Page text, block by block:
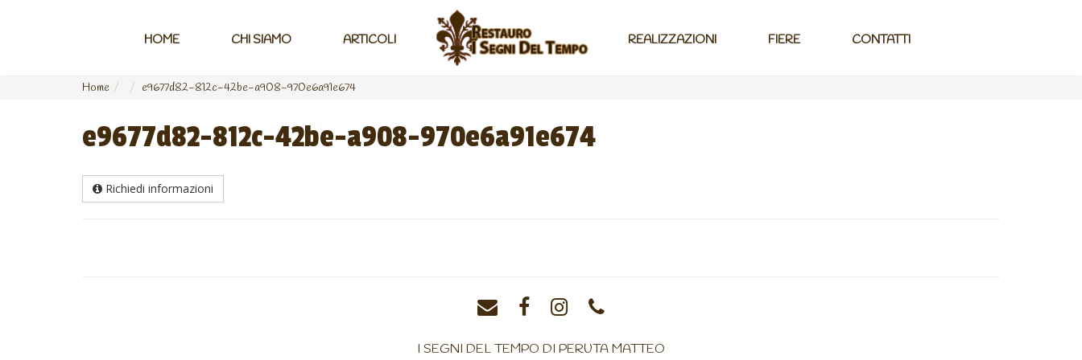
HOME CHI SIAMO ARTICOLI REALIZZAZIONI FIERE CONTATTI
Home e9677d82-812c-42be-a908-970e6a91e674
e9677d82-812c-42be-a908-970e6a91e674
Richiedi informazioni
I SEGNI DEL TEMPO DI PERUTA MATTEO